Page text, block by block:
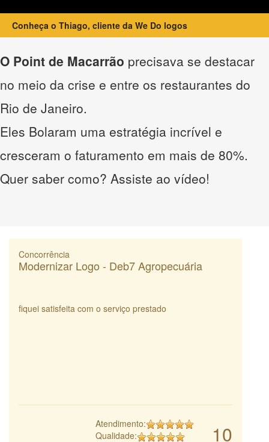
Conheça o Thiago, cliente da We Do logos
O Point de Macarrão precisava se destacar
no meio da crise e entre os restaurantes do
Rio de Janeiro.
Eles Bolaram uma estratégia incrível e
cresceram o faturamento em mais de 80%.
Quer saber como? Assiste ao vídeo!
Concorrência
Modernizar Logo - Deb7 Agropecuária
fiquei satisfeita com o serviço prestado
10
Atendimento:
Qualidade: